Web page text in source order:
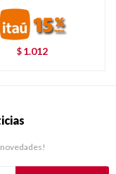
$ 1.012